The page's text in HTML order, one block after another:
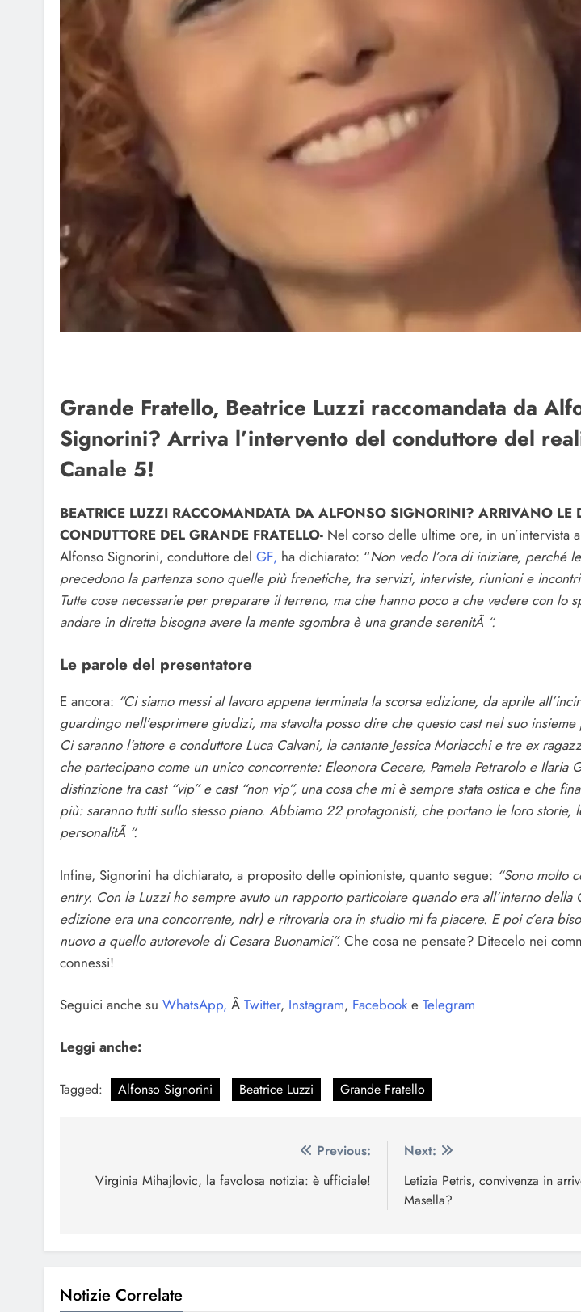
Grande Fratello, Beatrice Luzzi raccomandata da
Signorini? Arriva l’intervento del conduttore del
Canale 5!
BEATRICE LUZZI RACCOMANDATA DA ALFONSO SIGNORINI? ARRIVANO LE
CONDUTTORE DEL GRANDE FRATELLO- Nel corso delle ultime ore, in un’intervista
Alfonso Signorini, conduttore del GF, ha dichiarato: “Non vedo l’ora di iniziare, perché
precedono la partenza sono quelle più frenetiche, tra servizi, interviste, riunioni e
Tutte cose necessarie per preparare il terreno, ma che hanno poco a che vedere con lo
andare in diretta bisogna avere la mente sgombra è una grande serenitÃ “.
Le parole del presentatore
E ancora: “Ci siamo messi al lavoro appena terminata la scorsa edizione, da aprile
guardingo nell’esprimere giudizi, ma stavolta posso dire che questo cast nel suo
Ci saranno l’attore e conduttore Luca Calvani, la cantante Jessica Morlacchi e tre ex
che partecipano come un unico concorrente: Eleonora Cecere, Pamela Petrarolo e Ilaria
distinzione tra cast “vip” e cast “non vip”, una cosa che mi è sempre stata ostica e che
più: saranno tutti sullo stesso piano. Abbiamo 22 protagonisti, che portano le loro storie,
personalitÃ “.
Infine, Signorini ha dichiarato, a proposito delle opinioniste, quanto segue: “Sono molto
entry. Con la Luzzi ho sempre avuto un rapporto particolare quando era all’interno della
edizione era una concorrente, ndr) e ritrovarla ora in studio mi fa piacere. E poi c’era
nuovo a quello autorevole di Cesara Buonamici”. Che cosa ne pensate? Ditecelo nei
connessi!
Seguici anche su WhatsApp, Â Twitter, Instagram, Facebooke Telegram
Leggi anche:
Tagged: Alfonso Signorini Beatrice Luzzi Grande Fratello
articoli
Previous:
Virginia Mihajlovic, la favolosa notizia: è ufficiale!
Next:
Letizia Petris, convivenza in
Masella?
Notizie Correlate